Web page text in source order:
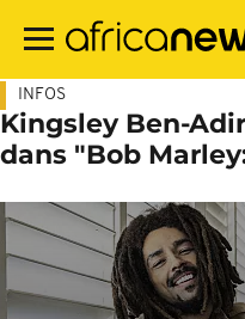
contenu
INFOS
Kingsley Ben-
dans "Bob